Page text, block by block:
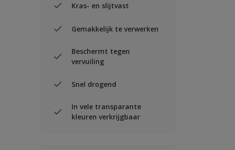
Kras- en slijtvast
Gemakkelijk te verwerken
Beschermt tegen
vervuiling
Snel drogend
In vele transparante
kleuren verkrijgbaar